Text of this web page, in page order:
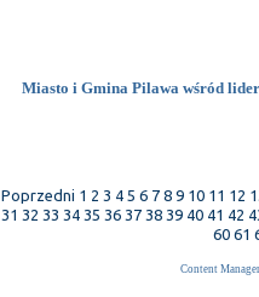
Miasto i Gmina Pilawa wśród
Poprzedni 1 2 3 4 5 6 7 8 9 10 11 12
31 32 33 34 35 36 37 38 39 40 41 42
60 61
Content